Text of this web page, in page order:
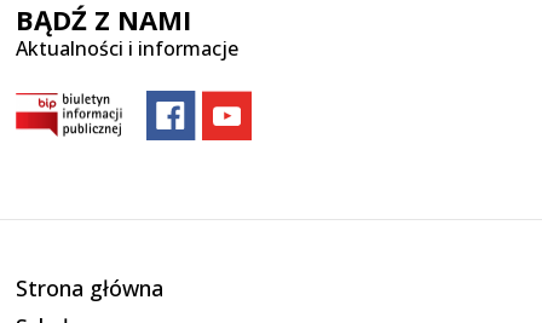
BĄDŹ Z NAMI
Aktualności i informacje
Strona główna